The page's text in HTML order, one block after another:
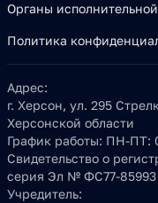
Органы
Политика
Адрес:
г. Херсон, ул. 295
Херсонской области
График работы: ПН-ПТ:
Свидетельство о
серия Эл № ФС77-85993
Учредитель: